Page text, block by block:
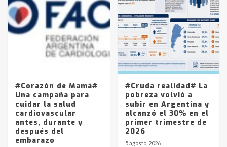
4
joven de Trenque Lauquen
Los precios de los combustibles en
La Pampa, desde YPF hasta Axion
entre 857 a 1338 pesos
#Corazón de Mamá#
Una campaña para
cuidar la salud
cardiovascular
antes, durante y
después del
embarazo
#Cruda realidad# La
pobreza volvió a
subir en Argentina y
alcanzó el 30% en el
primer trimestre de
2026
5 agosto, 2026